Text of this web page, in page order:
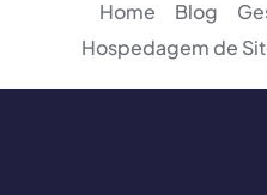
Home Blog
Hospedagem de